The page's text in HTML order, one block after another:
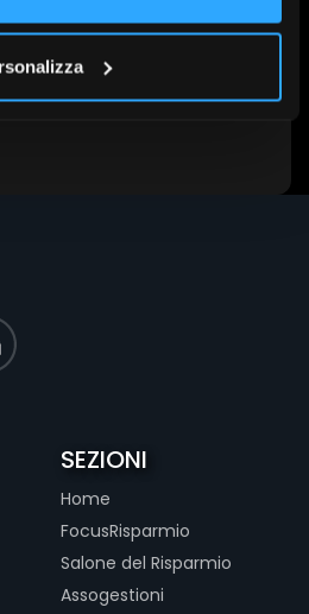
su FR|Vision
SEZIONI
Home
FocusRisparmio
Salone del Risparmio
Assogestioni